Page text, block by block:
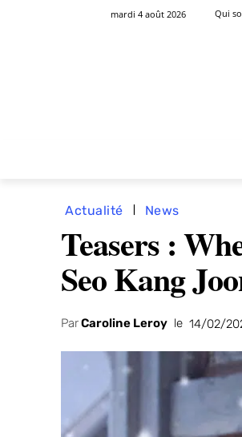
mardi 4 août 2026 Qui
Actualité News
Teasers :
Seo Kang
ParCaroline Leroy le 14/02/